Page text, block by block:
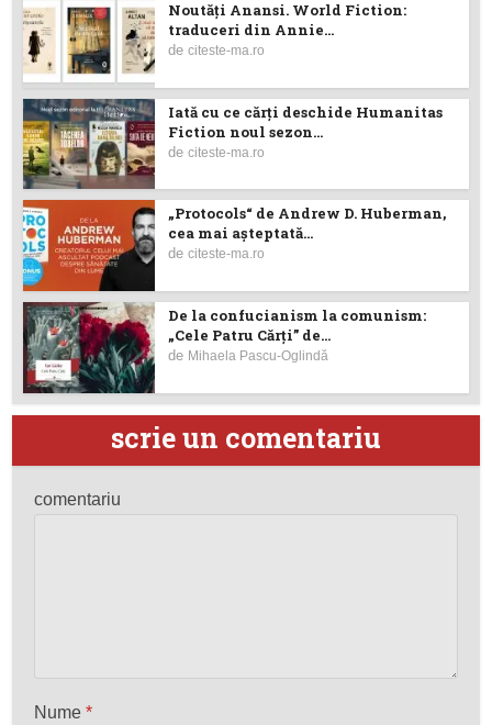
Noutăţi Anansi. World Fiction:
traduceri din Annie...
deciteste-ma.ro
Iată cu ce cărţi deschide Humanitas
Fiction noul sezon...
deciteste-ma.ro
„Protocols“ de Andrew D. Huberman,
cea mai așteptată...
deciteste-ma.ro
De la confucianism la comunism:
„Cele Patru Cărți” de...
de Mihaela Pascu-Oglindă
scrie un comentariu
comentariu
Nume*